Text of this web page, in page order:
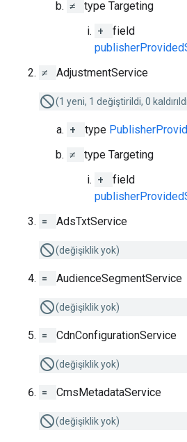
≠
type Targeting
+
field
≠
AdjustmentService
(1 yeni, 1 değiştirildi, 0
+ type
≠
type Targeting
+
field
=
AdsTxtService
(değişiklik yok)
= AudienceSegmentService
(değişiklik yok)
= CdnConfigurationService
(değişiklik yok)
= CmsMetadataService
(değişiklik yok)